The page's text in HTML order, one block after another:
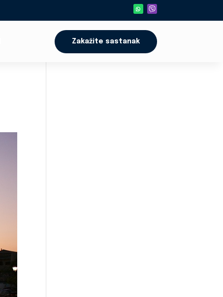
Zakažite sastanak